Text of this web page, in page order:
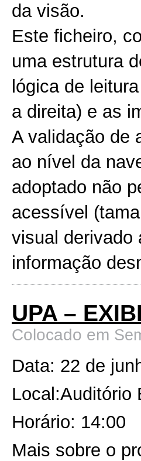
da visão.
Este ficheiro,
uma estrutura
lógica de
a direita) e as
A validação de
ao nível da
adoptado não
acessível
visual derivado
informação
UPA –
Colocado em
Data: 22 de
Local:Auditório
Horário: 14:00
Mais sobre o